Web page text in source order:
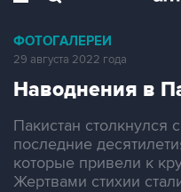
ФОТОГАЛЕРЕИ
29 августа 2022 года
Наводнения в
Пакистан
последние
которые привели к
Жертвами стихии